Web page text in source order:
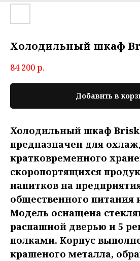
Холодильный шкаф
84 200р.
Добавить в
Холодильный шкаф
предназначен для
кратковременного
скоропортящихся
напитков на
общественного питания
Модель оснащена
распашной дверью и 5
полками. Корпус
крашеного металла,